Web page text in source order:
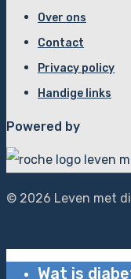
Over ons
Contact
Privacy policy
Handige links
Powered by
© 2026 Leven met
Wat is